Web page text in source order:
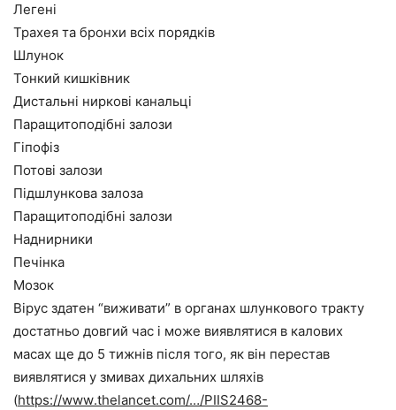
Легені
Трахея та бронхи всіх порядків
Шлунок
Тонкий кишківник
Дистальні ниркові канальці
Паращитоподібні залози
Гіпофіз
Потові залози
Підшлункова залоза
Паращитоподібні залози
Наднирники
Печінка
Мозок
Вірус здатен “виживати” в органах шлункового тракту
достатньо довгий час і може виявлятися в калових
масах ще до 5 тижнів після того, як він перестав
виявлятися у змивах дихальних шляхів
(https://www.thelancet.com/…/PIIS2468-